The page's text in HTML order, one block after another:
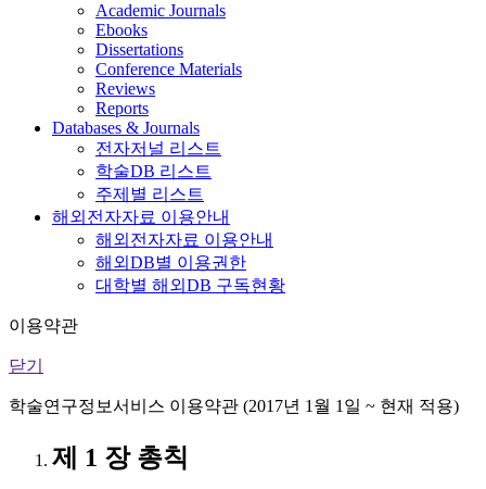
Academic Journals
Ebooks
Dissertations
Conference Materials
Reviews
Reports
Databases & Journals
전자저널 리스트
학술DB 리스트
주제별 리스트
해외전자자료 이용안내
해외전자자료 이용안내
해외DB별 이용권한
대학별 해외DB 구독현황
이용약관
닫기
학술연구정보서비스 이용약관 (2017년 1월 1일 ~ 현재 적용)
제 1 장 총칙